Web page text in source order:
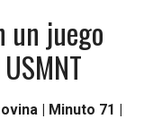
un juego
| Minuto 71 |